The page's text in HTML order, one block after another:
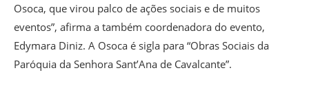
Osoca, que virou palco de ações sociais e de muitos
eventos”, afirma a também coordenadora do evento,
Edymara Diniz. A Osoca é sigla para “Obras Sociais da
Paróquia da Senhora Sant’Ana de Cavalcante”.